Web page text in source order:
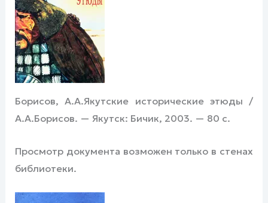
Борисов, А.А.Якутские исторические этюды /
А.А.Борисов. — Якутск: Бичик, 2003. — 80 с.
Просмотр документа возможен только в стенах
библиотеки.